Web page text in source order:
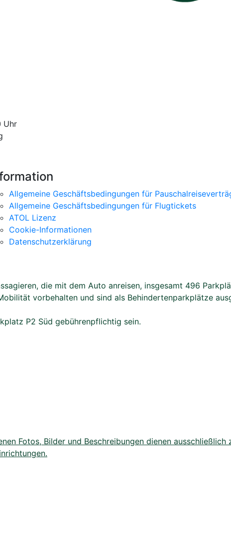
Uhr
Allgemeine Geschäftsbedingungen für
Allgemeine Geschäftsbedingungen für Flugtickets
ATOL Lizenz
Cookie-Informationen
Datenschutzerklärung
die mit dem Auto anreisen, insgesamt 496
vorbehalten und sind als Behindertenparkplätze
P2 Süd gebührenpflichtig sein.
Fotos, Bilder und Beschreibungen dienen